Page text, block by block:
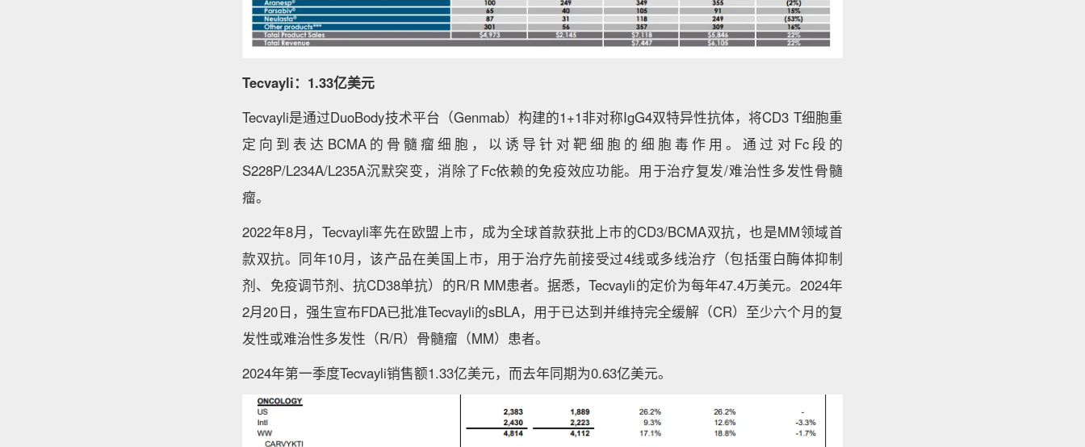
Tecvayli：1.33亿美元
Tecvayli是通过DuoBody技术平台（Genmab）构建的1+1非对称IgG4双特异性抗体，将CD3 T细胞重
定向到表达BCMA的骨髓瘤细胞，以诱导针对靶细胞的细胞毒作用。通过对Fc段的
S228P/L234A/L235A沉默突变，消除了Fc依赖的免疫效应功能。用于治疗复发/难治性多发性骨髓
瘤。
2022年8月，Tecvayli率先在欧盟上市，成为全球首款获批上市的CD3/BCMA双抗，也是MM领域首
款双抗。同年10月，该产品在美国上市，用于治疗先前接受过4线或多线治疗（包括蛋白酶体抑制
剂、免疫调节剂、抗CD38单抗）的R/R MM患者。据悉，Tecvayli的定价为每年47.4万美元。2024年
2月20日，强生宣布FDA已批准Tecvayli的sBLA，用于已达到并维持完全缓解（CR）至少六个月的复
发性或难治性多发性（R/R）骨髓瘤（MM）患者。
2024年第一季度Tecvayli销售额1.33亿美元，而去年同期为0.63亿美元。